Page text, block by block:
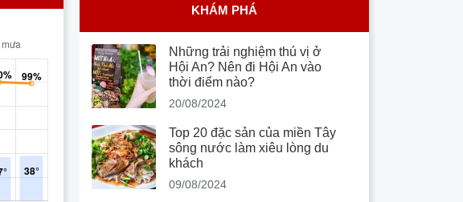
KHÁM PHÁ
Những trải nghiệm thú vị ở
Hội An? Nên đi Hội An vào
thời điểm nào?
20/08/2024
Top 20 đặc sản của miền Tây
sông nước làm xiêu lòng du
khách
09/08/2024